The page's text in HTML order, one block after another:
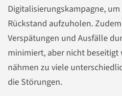
Digitalisierungskampagne,
Rückstand aufzuholen.
Verspätungen und Ausfälle
minimiert, aber nicht
nähmen zu viele
die Störungen.